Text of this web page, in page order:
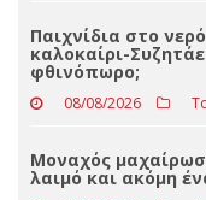
ΔΕΔΔΗΕ – Τι
Περιφέρεια
08/08/2026
καλοκαίρι-
φθινόπωρο;